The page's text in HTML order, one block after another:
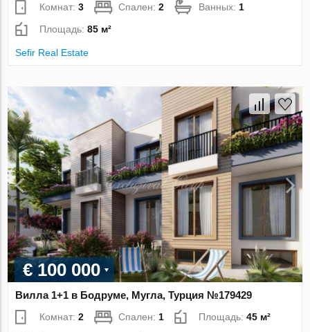
Комнат:3 Спален:2 Ванных: 1
Площадь:85 м²
Sefir Real Estate
€ 100 000
Вилла 1+1 в Бодруме, Мугла, Турция №179429
Комнат:2 Спален:1 Площадь:45 м²